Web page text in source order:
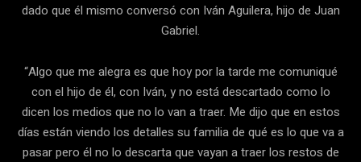
dado que él mismo conversó con Iván Aguilera, hijo de Juan
Gabriel.
“Algo que me alegra es que hoy por la tarde me comuniqué
con el hijo de él, con Iván, y no está descartado como lo
dicen los medios que no lo van a traer. Me dijo que en estos
días están viendo los detalles su familia de qué es lo que va a
pasar pero él no lo descarta que vayan a traer los restos de